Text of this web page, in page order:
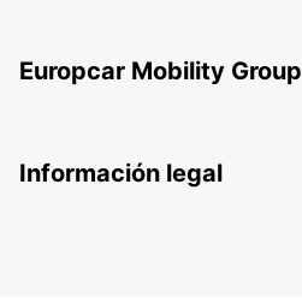
Europcar Mobility Group
Información legal